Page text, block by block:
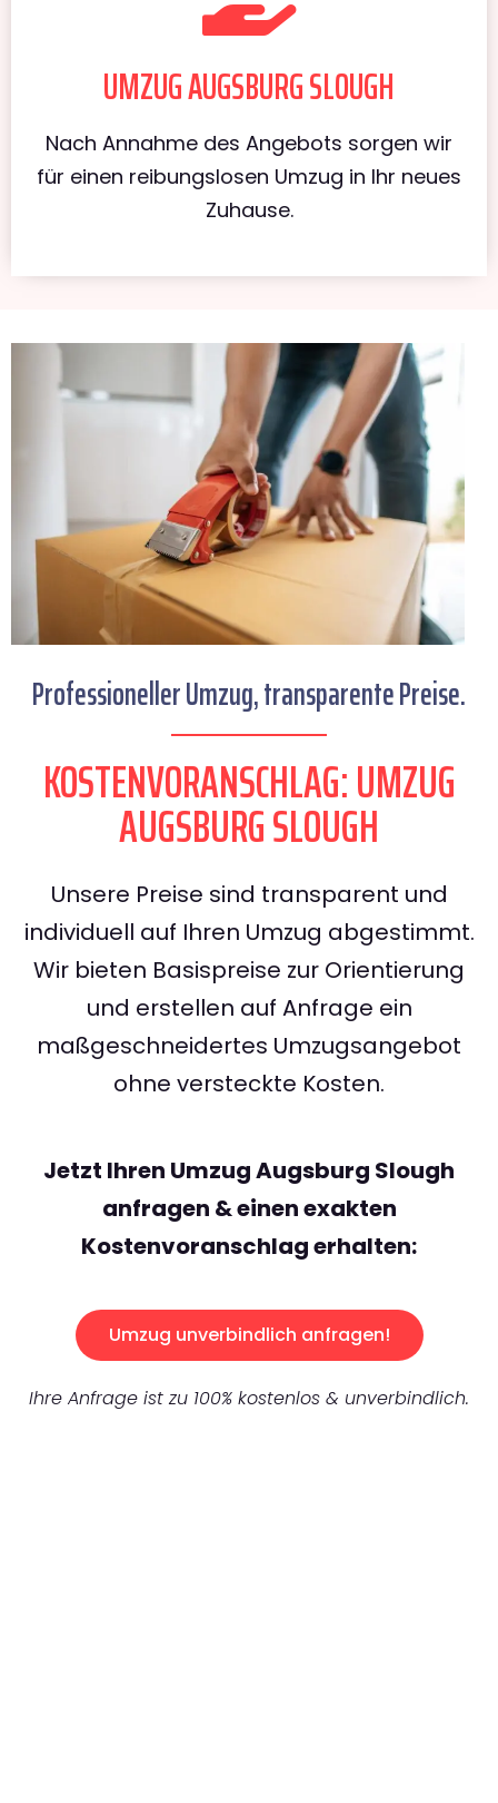
UMZUG AUGSBURG SLOUGH
Nach Annahme des Angebots sorgen wir
für einen reibungslosen Umzug in Ihr neues
Zuhause.
Professioneller Umzug, transparente Preise.
KOSTENVORANSCHLAG: UMZUG
AUGSBURG SLOUGH
Unsere Preise sind transparent und
individuell auf Ihren Umzug abgestimmt.
Wir bieten Basispreise zur Orientierung
und erstellen auf Anfrage ein
maßgeschneidertes Umzugsangebot
ohne versteckte Kosten.
Jetzt Ihren Umzug Augsburg Slough
anfragen & einen exakten
Kostenvoranschlag erhalten:
Umzug unverbindlich anfragen!
Ihre Anfrage ist zu 100% kostenlos & unverbindlich.